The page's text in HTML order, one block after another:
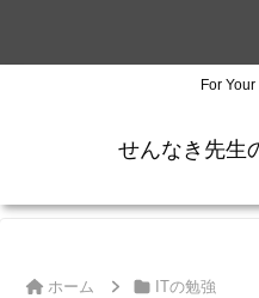
For
せんなき先生
ホーム ITの勉強